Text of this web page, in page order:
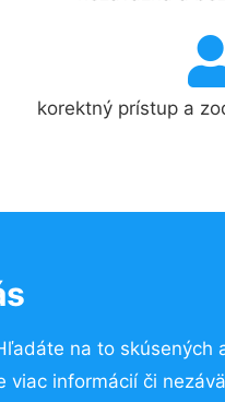
korektný prístup a
na to skúsených
viac informácií či